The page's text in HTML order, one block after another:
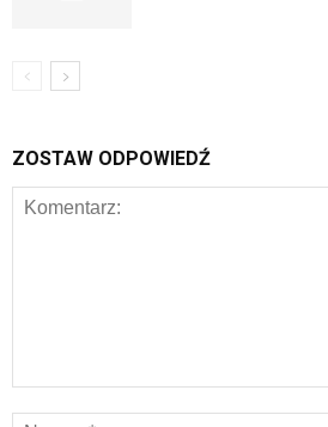
ZOSTAW ODPOWIEDŹ